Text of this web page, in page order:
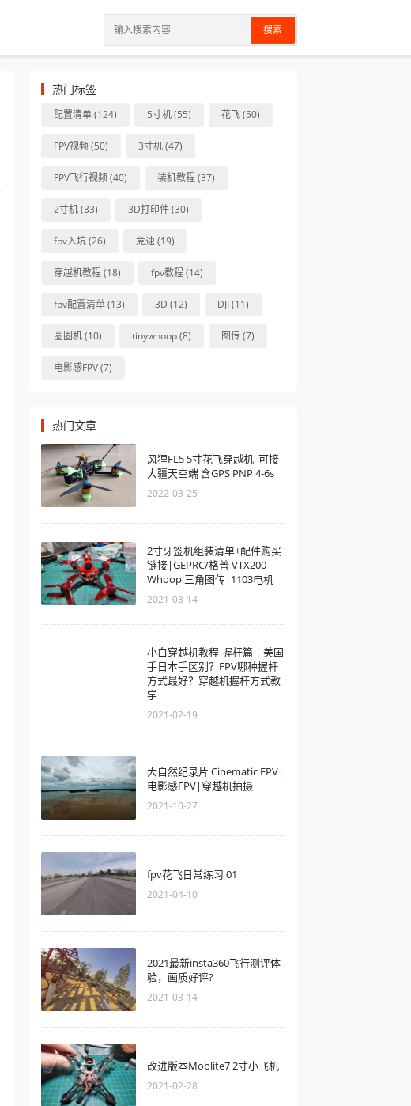
搜索
热门标签
配置清单 (124) 5寸机 (55) 花飞 (50)
FPV视频 (50) 3寸机 (47)
FPV飞行视频 (40) 装机教程 (37)
2寸机 (33) 3D打印件 (30)
fpv入坑 (26) 竞速 (19)
穿越机教程 (18) fpv教程 (14)
fpv配置清单 (13) 3D (12) DJI (11)
圈圈机 (10) tinywhoop (8) 图传 (7)
电影感FPV (7)
热门文章
风狸FL5 5寸花飞穿越机 可接
大疆天空端 含GPS PNP 4-6s
2022-03-25
2寸牙签机组装清单+配件购买
链接|GEPRC/格普 VTX200-
Whoop 三角图传|1103电机
2021-03-14
小白穿越机教程-握杆篇 | 美国
手日本手区别？FPV哪种握杆
方式最好？穿越机握杆方式教
学
2021-02-19
大自然纪录片 Cinematic FPV|
电影感FPV|穿越机拍摄
2021-10-27
fpv花飞日常练习 01
2021-04-10
2021最新insta360飞行测评体
验，画质好评?
2021-03-14
改进版本Moblite7 2寸小飞机
2021-02-28